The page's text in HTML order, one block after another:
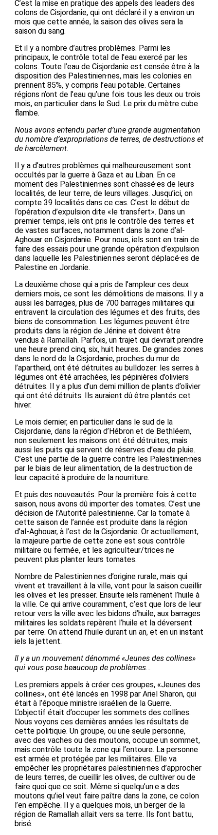
C’est la mise en pratique des appels des leaders des
colons de Cisjordanie, qui ont déclaré il y a environ un
mois que cette année, la saison des olives sera la
saison du sang.
Et il y a nombre d’autres problèmes. Parmi les
principaux, le contrôle total de l’eau exercé par les
colons. Toute l’eau de Cisjordanie est censée être à la
disposition des Palestinien·nes, mais les colonies en
prennent 85%, y compris l’eau potable. Certaines
régions n’ont de l’eau qu’une fois tous les deux ou trois
mois, en particulier dans le Sud. Le prix du mètre cube
flambe.
Nous avons entendu parler d’une grande augmentation
du nombre d’expropriations de terres, de destructions et
de harcèlement.
Il y a d’autres problèmes qui malheureusement sont
occultés par la guerre à Gaza et au Liban. En ce
moment des Palestinien·nes sont chassé·es de leurs
localités, de leur terre, de leurs villages. Jusqu’ici, on
compte 39 localités dans ce cas. C’est le début de
l’opération d’expulsion dite «le transfert». Dans un
premier temps, iels ont pris le contrôle des terres et
de vastes surfaces, notamment dans la zone d’al-
Aghouar en Cisjordanie. Pour nous, iels sont en train de
faire des essais pour une grande opération d’expulsion
dans laquelle les Palestinien·nes seront déplacé·es de
Palestine en Jordanie.
La deuxième chose qui a pris de l’ampleur ces deux
derniers mois, ce sont les démolitions de maisons. Il y a
aussi les barrages, plus de 700 barrages militaires qui
entravent la circulation des légumes et des fruits, des
biens de consommation. Les légumes peuvent être
produits dans la région de Jénine et doivent être
vendus à Ramallah. Parfois, un trajet qui devrait prendre
une heure prend cinq, six, huit heures. De grandes zones
dans le nord de la Cisjordanie, proches du mur de
l’apartheid, ont été détruites au bulldozer: les serres à
légumes ont été arrachées, les pépinières d’oliviers
détruites. Il y a plus d’un demi million de plants d’olivier
qui ont été détruits. Ils auraient dû être plantés cet
hiver.
Le mois dernier, en particulier dans le sud de la
Cisjordanie, dans la région d’Hébron et de Bethléem,
non seulement les maisons ont été détruites, mais
aussi les puits qui servent de réserves d’eau de pluie.
C’est une partie de la guerre contre les Palestinien·nes
par le biais de leur alimentation, de la destruction de
leur capacité à produire de la nourriture.
Et puis des nouveautés. Pour la première fois à cette
saison, nous avons dû importer des tomates. C’est une
décision de l’Autorité palestinienne. Car la tomate à
cette saison de l’année est produite dans la région
d’al-Aghouar, à l’est de la Cisjordanie. Or actuellement,
la majeure partie de cette zone est sous contrôle
militaire ou fermée, et les agriculteur/trices ne
peuvent plus planter leurs tomates.
Nombre de Palestinien·nes d’origine rurale, mais qui
vivent et travaillent à la ville, vont pour la saison cueillir
les olives et les presser. Ensuite iels ramènent l’huile à
la ville. Ce qui arrive couramment, c’est que lors de leur
retour vers la ville avec les bidons d’huile, aux barrages
militaires les soldats repèrent l’huile et la déversent
par terre. On attend l’huile durant un an, et en un instant
iels la jettent.
Il y a un mouvement dénommé «Jeunes des collines»
qui vous pose beaucoup de problèmes…
Les premiers appels à créer ces groupes, «Jeunes des
collines», ont été lancés en 1998 par Ariel Sharon, qui
était à l’époque ministre israélien de la Guerre.
L’objectif était d’occuper les sommets des collines.
Nous voyons ces dernières années les résultats de
cette politique. Un groupe, ou une seule personne,
avec des vaches ou des moutons, occupe un sommet,
mais contrôle toute la zone qui l’entoure. La personne
est armée et protégée par les militaires. Elle va
empêcher les propriétaires palestinien·nes d’approcher
de leurs terres, de cueillir les olives, de cultiver ou de
faire quoi que ce soit. Même si quelqu’un·e a des
moutons qu’iel veut faire paître dans la zone, ce colon
l’en empêche. Il y a quelques mois, un berger de la
région de Ramallah allait vers sa terre. Ils l’ont battu,
brisé.